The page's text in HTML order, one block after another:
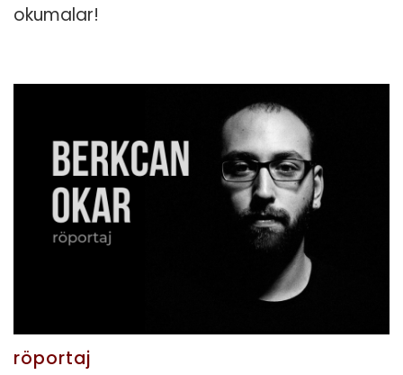
okumalar!
röportaj